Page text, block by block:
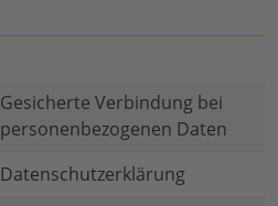
Gesicherte Verbindung bei
personenbezogenen Daten
Datenschutzerklärung